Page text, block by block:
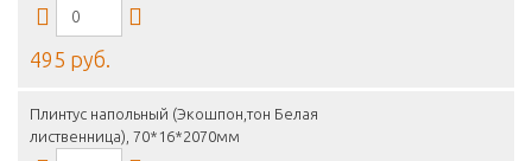
495 руб.
Плинтус напольный (Экошпон,тон Белая
лиственница), 70*16*2070мм